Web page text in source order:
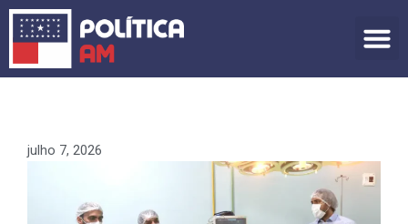
para
conteúdo
julho 7, 2026